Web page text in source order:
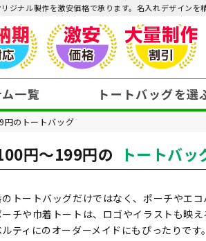
ナル製作を激安価格で承ります。名入れデザインを
一覧 トートバッグを選
～99円 100
見積りまでガイド
円のトートバッグ
円～199円の トートバ
トートバッグだけではなく、ポーチやエ
チや巾着トートは、ロゴやイラストも映
ティにのオーダーメイドにもぴったりです。